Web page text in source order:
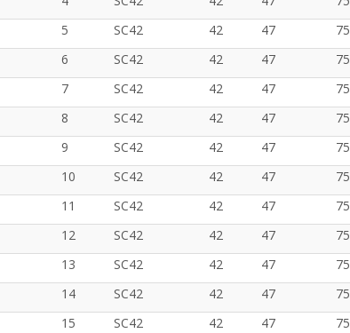
5 SC42 42 47 75
6 SC42 42 47 75
7 SC42 42 47 75
8 SC42 42 47 75
9 SC42 42 47 75
10 SC42 42 47 75
11 SC42 42 47 75
12 SC42 42 47 75
13 SC42 42 47 75
14 SC42 42 47 75
15 SC42 42 47 75